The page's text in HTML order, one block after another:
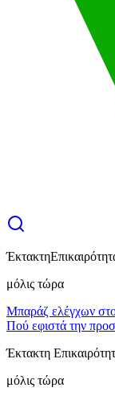
Έκτακτη
μόλις τώρα
Μπαράζ ελέγχων
Πού εφιστά την
Έκτακτη
μόλις τώρα